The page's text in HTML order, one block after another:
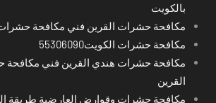
بالكويت
مكافحة حشرات القرين فني مكافحة حشرات
مكافحة حشرات الكويت55306090
مكافحة حشرات هندي القرين فني مكافحة
القرين
مكافحة حشرات وقوارض العارضية طريقة